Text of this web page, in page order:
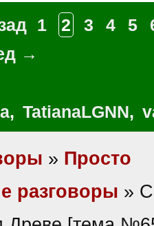
1 2 3 4 5
→
, TatianaLGNN,
» Просто
разговоры »